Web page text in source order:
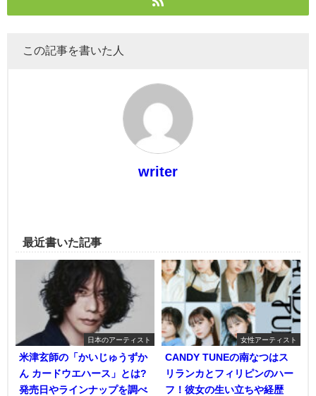
この記事を書いた人
writer
最近書いた記事
日本のアーティスト
米津玄師の「かいじゅうずか
ん カードウエハース」とは?
発売日やラインナップを調べ
女性アーティスト
CANDY TUNEの南なつはス
リランカとフィリピンのハー
フ！彼女の生い立ちや経歴